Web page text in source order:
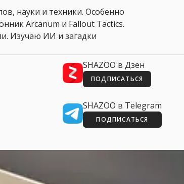
науки и техники. Особенно
Arcanum и Fallout Tactics.
Изучаю ИИ и загадки
SHAZOO в Дзен
ПОДПИСАТЬСЯ
SHAZOO в Telegram
ПОДПИСАТЬСЯ